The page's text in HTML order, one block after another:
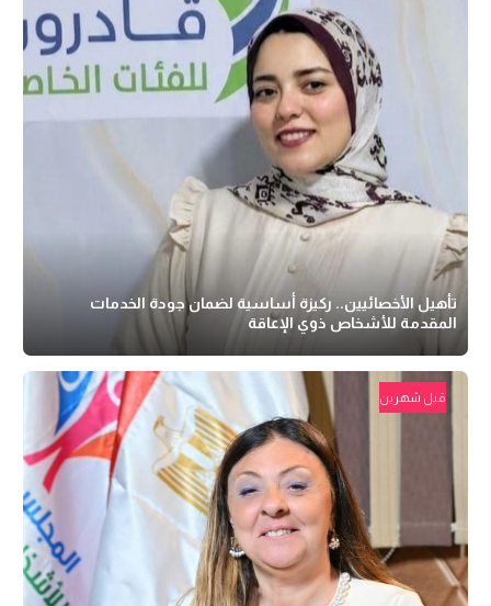
تأهيل الأخصائيين.. ركيزة أساسية لضمان جودة الخدمات
المقدمة للأشخاص ذوي الإعاقة
قبل شهرين